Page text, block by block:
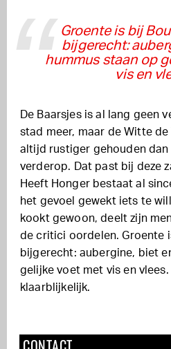
Groente is bij
bijgerecht:
hummus staan op
vis en
De Baarsjes is al lang geen
stad meer, maar de Witte
altijd rustiger gehouden
verderop. Dat past bij deze
Heeft Honger bestaat al
het gevoel gewekt iets te
kookt gewoon, deelt zijn
de critici oordelen. Groente
bijgerecht: aubergine, biet
gelijke voet met vis en
klaarblijkelijk.